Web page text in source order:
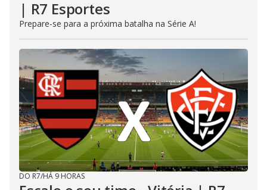
| R7 Esportes
Prepare-se para a próxima batalha na Série A!
DO R7/HÁ 9 HORAS